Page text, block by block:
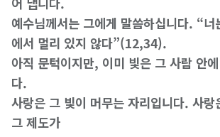
예수님께서는 그에게 말씀하십니다. “너
에서 멀리 있지 않다”(12,34).
아직 문턱이지만, 이미 빛은 그 사람 안
다.
사랑은 그 빛이 머무는 자리입니다. 사랑
그 제도가